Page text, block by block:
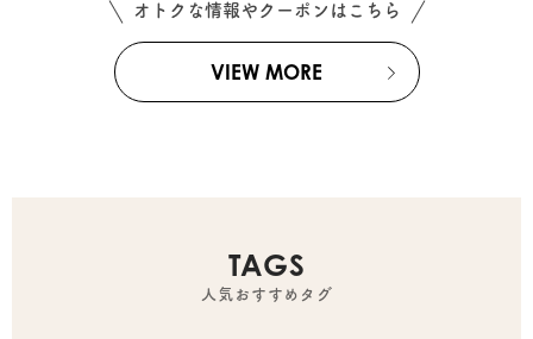
オトクな情報やクーポンはこちら
VIEW MORE
TAGS
人気おすすめタグ